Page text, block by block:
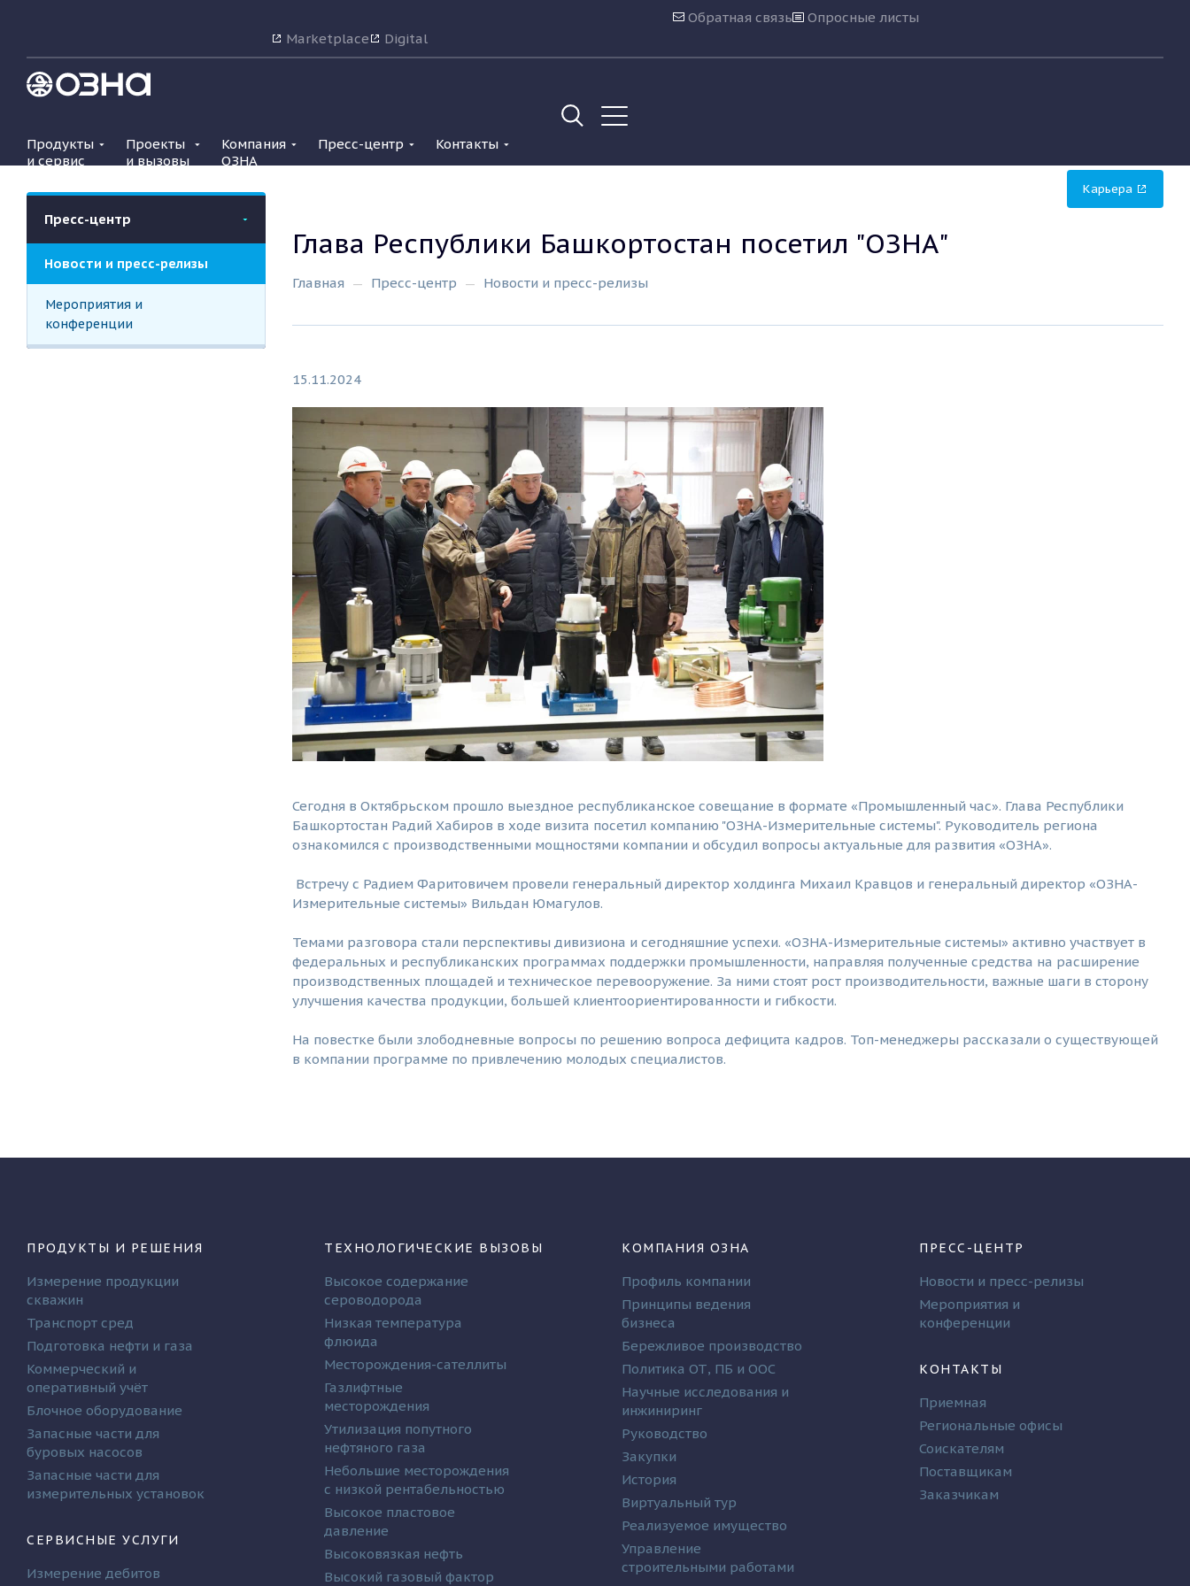
Обратная связь
Опросные листы
Marketplace
Digital
Продукты
и сервис
Проекты
и вызовы
Компания
ОЗНА
Пресс-центр Контакты
Карьера
Пресс-центр
Новости и пресс-релизы
Мероприятия и
конференции
Глава Республики Башкортостан посетил "ОЗНА"
Главная Пресс-центр Новости и пресс-релизы
15.11.2024
Сегодня в Октябрьском прошло выездное республиканское совещание в формате «Промышленный час». Глава Республики
Башкортостан Радий Хабиров в ходе визита посетил компанию "ОЗНА-Измерительные системы". Руководитель региона
ознакомился с производственными мощностями компании и обсудил вопросы актуальные для развития «ОЗНА».
Встречу с Радием Фаритовичем провели генеральный директор холдинга Михаил Кравцов и генеральный директор «ОЗНА-
Измерительные системы» Вильдан Юмагулов.
Темами разговора стали перспективы дивизиона и сегодняшние успехи. «ОЗНА-Измерительные системы» активно участвует в
федеральных и республиканских программах поддержки промышленности, направляя полученные средства на расширение
производственных площадей и техническое перевооружение. За ними стоят рост производительности, важные шаги в сторону
улучшения качества продукции, большей клиентоориентированности и гибкости.
На повестке были злободневные вопросы по решению вопроса дефицита кадров. Топ-менеджеры рассказали о существующей
в компании программе по привлечению молодых специалистов.
ПРОДУКТЫ И РЕШЕНИЯ
Измерение продукции
скважин
Транспорт сред
Подготовка нефти и газа
Коммерческий и
оперативный учёт
Блочное оборудование
Запасные части для
буровых насосов
Запасные части для
измерительных установок
СЕРВИСНЫЕ УСЛУГИ
Измерение дебитов
ТЕХНОЛОГИЧЕСКИЕ ВЫЗОВЫ
Высокое содержание
сероводорода
Низкая температура
флюида
Месторождения-сателлиты
Газлифтные
месторождения
Утилизация попутного
нефтяного газа
Небольшие месторождения
с низкой рентабельностью
Высокое пластовое
давление
Высоковязкая нефть
Высокий газовый фактор
КОМПАНИЯ ОЗНА
Профиль компании
Принципы ведения
бизнеса
Бережливое производство
Политика ОТ, ПБ и ООС
Научные исследования и
инжиниринг
Руководство
Закупки
История
Виртуальный тур
Реализуемое имущество
Управление
строительными работами
ПРЕСС-ЦЕНТР
Новости и пресс-релизы
Мероприятия и
конференции
КОНТАКТЫ
Приемная
Региональные офисы
Соискателям
Поставщикам
Заказчикам